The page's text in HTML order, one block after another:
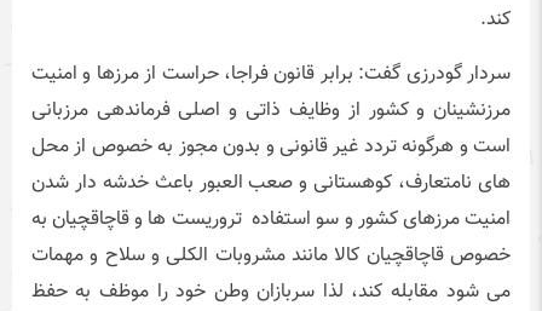
کند.
سردار گودرزی گفت: برابر قانون فراجا، حراست از مرزها و امنیت
مرزنشینان و کشور از وظایف ذاتی و اصلی فرماندهی مرزبانی
است و هرگونه تردد غیر قانونی و بدون مجوز به خصوص از محل
های نامتعارف، کوهستانی و صعب العبور باعث خدشه دار شدن
امنیت مرزهای کشور و سو استفاده تروریست ها و قاچاقچیان به
خصوص قاچاقچیان کالا مانند مشروبات الکلی و سلاح و مهمات
می شود مقابله کند، لذا سربازان وطن خود را موظف به حفظ